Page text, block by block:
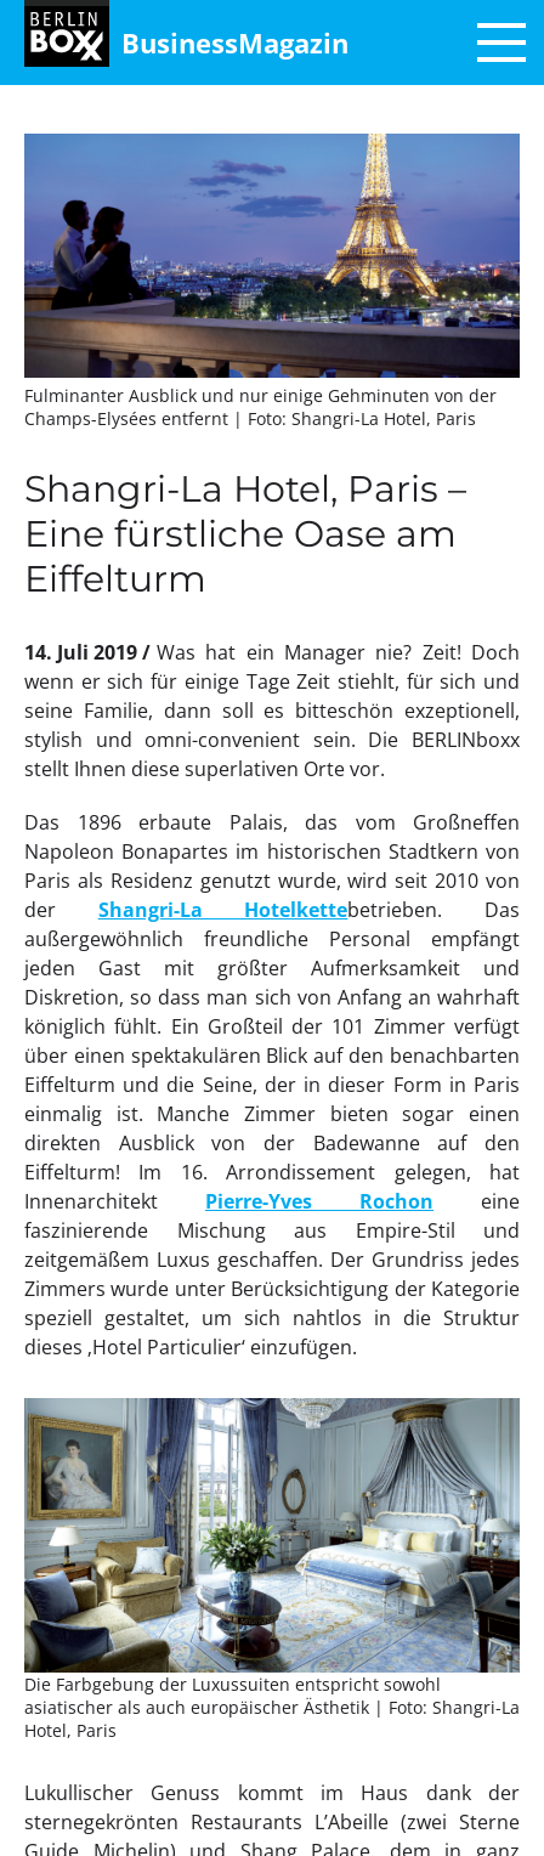
BusinessMagazin
Fulminanter Ausblick und nur einige Gehminuten von der
Champs-Elysées entfernt | Foto: Shangri-La Hotel, Paris
Shangri-La Hotel, Paris –
Eine fürstliche Oase am
Eiffelturm
14. Juli 2019
Was hat ein Manager nie? Zeit! Doch
wenn er sich für einige Tage Zeit stiehlt, für sich und
seine Familie, dann soll es bitteschön exzeptionell,
stylish und omni-convenient sein. Die BERLINboxx
stellt Ihnen diese superlativen Orte vor.
Das 1896 erbaute Palais, das vom Großneffen
Napoleon Bonapartes im historischen Stadtkern von
Paris als Residenz genutzt wurde, wird seit 2010 von
der Shangri-La Hotelkettebetrieben. Das
außergewöhnlich freundliche Personal empfängt
jeden Gast mit größter Aufmerksamkeit und
Diskretion, so dass man sich von Anfang an wahrhaft
königlich fühlt. Ein Großteil der 101 Zimmer verfügt
über einen spektakulären Blick auf den benachbarten
Eiffelturm und die Seine, der in dieser Form in Paris
einmalig ist. Manche Zimmer bieten sogar einen
direkten Ausblick von der Badewanne auf den
Eiffelturm! Im 16. Arrondissement gelegen, hat
Innenarchitekt Pierre-Yves Rochon eine
faszinierende Mischung aus Empire-Stil und
zeitgemäßem Luxus geschaffen. Der Grundriss jedes
Zimmers wurde unter Berücksichtigung der Kategorie
speziell gestaltet, um sich nahtlos in die Struktur
dieses ‚Hotel Particulier‘ einzufügen.
Die Farbgebung der Luxussuiten entspricht sowohl
asiatischer als auch europäischer Ästhetik | Foto: Shangri-La
Hotel, Paris
Lukullischer Genuss kommt im Haus dank der
sternegekrönten Restaurants L’Abeille (zwei Sterne